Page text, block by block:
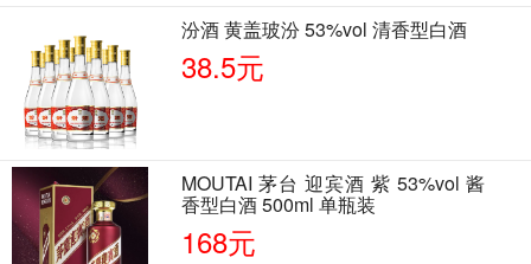
汾酒 黄盖玻汾 53%vol 清香型白酒
38.5元
MOUTAI 茅台 迎宾酒 紫 53%vol 酱
香型白酒 500ml 单瓶装
168元